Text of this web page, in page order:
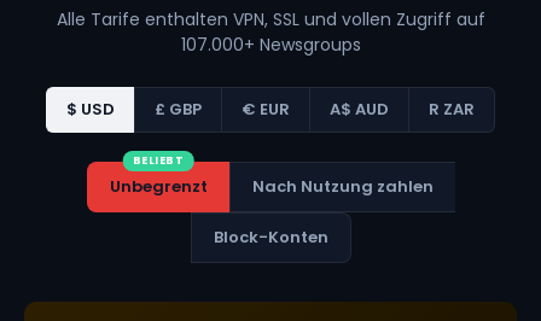
Alle Tarife enthalten VPN, SSL und vollen Zugriff auf
107.000+ Newsgroups
$ USD £ GBP € EUR A$ AUD R ZAR
BELIEBT
Unbegrenzt Nach Nutzung zahlen
Block-Konten